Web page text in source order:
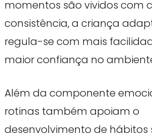
momentos são vividos com
consistência, a criança
regula-se com mais
maior confiança no
Além da componente
rotinas também apoiam o
desenvolvimento de hábitos